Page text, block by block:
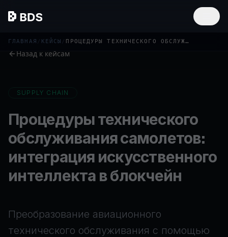
ГЛАВНАЯ / КЕЙСЫ / ПРОЦЕДУРЫ ТЕХНИЧЕСКОГО ОБСЛУЖИВАНИЯ САМОЛЕТОВ: ИНТЕГРАЦИЯ ИСКУССТВЕННОГО ИНТЕЛЛЕКТА В БЛОКЧЕЙН
Назад к кейсам
SUPPLY CHAIN
Процедуры технического
обслуживания самолетов:
интеграция искусственного
интеллекта в блокчейн
Преобразование авиационного
технического обслуживания с помощью